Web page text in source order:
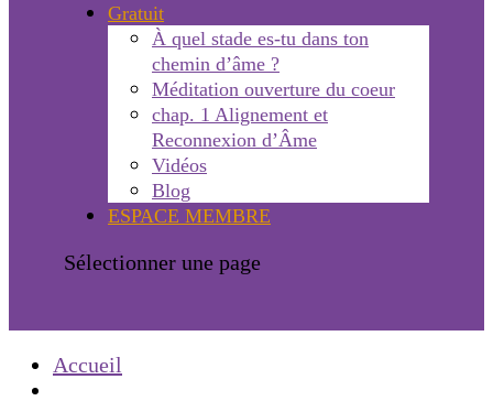
Gratuit
À quel stade es-tu dans ton
chemin d’âme ?
Méditation ouverture du coeur
chap. 1 Alignement et
Reconnexion d’Âme
Vidéos
Blog
ESPACE MEMBRE
Sélectionner une page
Accueil